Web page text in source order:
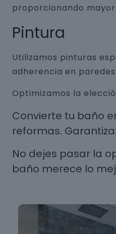
proporcionando
Pintura
Utilizamos pinturas
adherencia en
Optimizamos la
Convierte tu baño
reformas.
No dejes pasar la
baño merece lo